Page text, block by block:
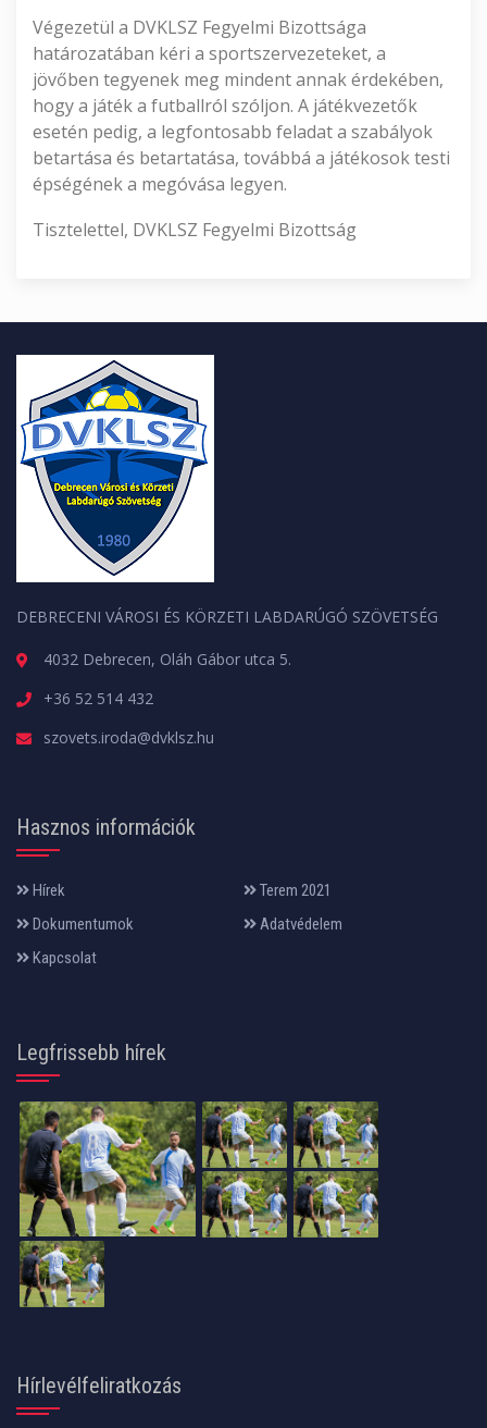
Végezetül a DVKLSZ Fegyelmi Bizottsága
határozatában kéri a sportszervezeteket, a
jövőben tegyenek meg mindent annak érdekében,
hogy a játék a futballról szóljon. A játékvezetők
esetén pedig, a legfontosabb feladat a szabályok
betartása és betartatása, továbbá a játékosok testi
épségének a megóvása legyen.
Tisztelettel, DVKLSZ Fegyelmi Bizottság
DEBRECENI VÁROSI ÉS KÖRZETI LABDARÚGÓ SZÖVETSÉG
4032 Debrecen, Oláh Gábor utca 5.
+36 52 514 432
szovets.iroda@dvklsz.hu
Hasznos információk
Hírek
Terem 2021
Dokumentumok
Adatvédelem
Kapcsolat
Legfrissebb hírek
Hírlevélfeliratkozás